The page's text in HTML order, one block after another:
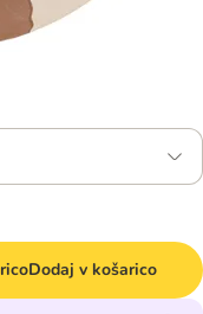
Dodaj v košarico